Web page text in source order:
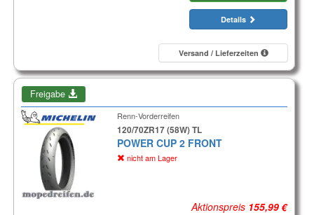
Details
Versand / Lieferzeiten
Freigabe
Renn-Vorderreifen
120/70ZR17 (58W) TL
POWER CUP 2 FRONT
nicht am Lager
Aktionspreis